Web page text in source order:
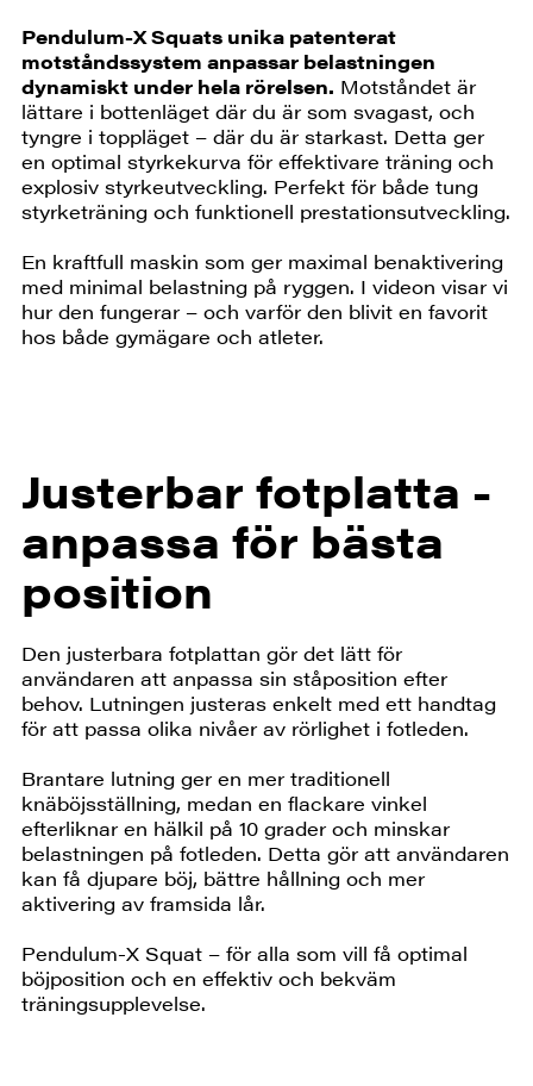
Pendulum-X Squats unika patenterat
motståndssystem anpassar belastningen
dynamiskt under hela rörelsen. Motståndet är
lättare i bottenläget där du är som svagast, och
tyngre i toppläget – där du är starkast. Detta ger
en optimal styrkekurva för effektivare träning och
explosiv styrkeutveckling. Perfekt för både tung
styrketräning och funktionell prestationsutveckling.
En kraftfull maskin som ger maximal benaktivering
med minimal belastning på ryggen. I videon visar vi
hur den fungerar – och varför den blivit en favorit
hos både gymägare och atleter.
Justerbar fotplatta -
anpassa för bästa
position
Den justerbara fotplattan gör det lätt för
användaren att anpassa sin ståposition efter
behov. Lutningen justeras enkelt med ett handtag
för att passa olika nivåer av rörlighet i fotleden.
Brantare lutning ger en mer traditionell
knäböjsställning, medan en flackare vinkel
efterliknar en hälkil på 10 grader och minskar
belastningen på fotleden. Detta gör att användaren
kan få djupare böj, bättre hållning och mer
aktivering av framsida lår.
Pendulum-X Squat – för alla som vill få optimal
böjposition och en effektiv och bekväm
träningsupplevelse.